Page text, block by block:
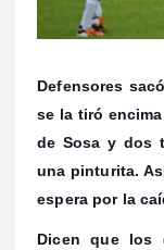
Defensores
se la tiró
de Sosa y dos
una pinturita. A
espera por la
Dicen que los